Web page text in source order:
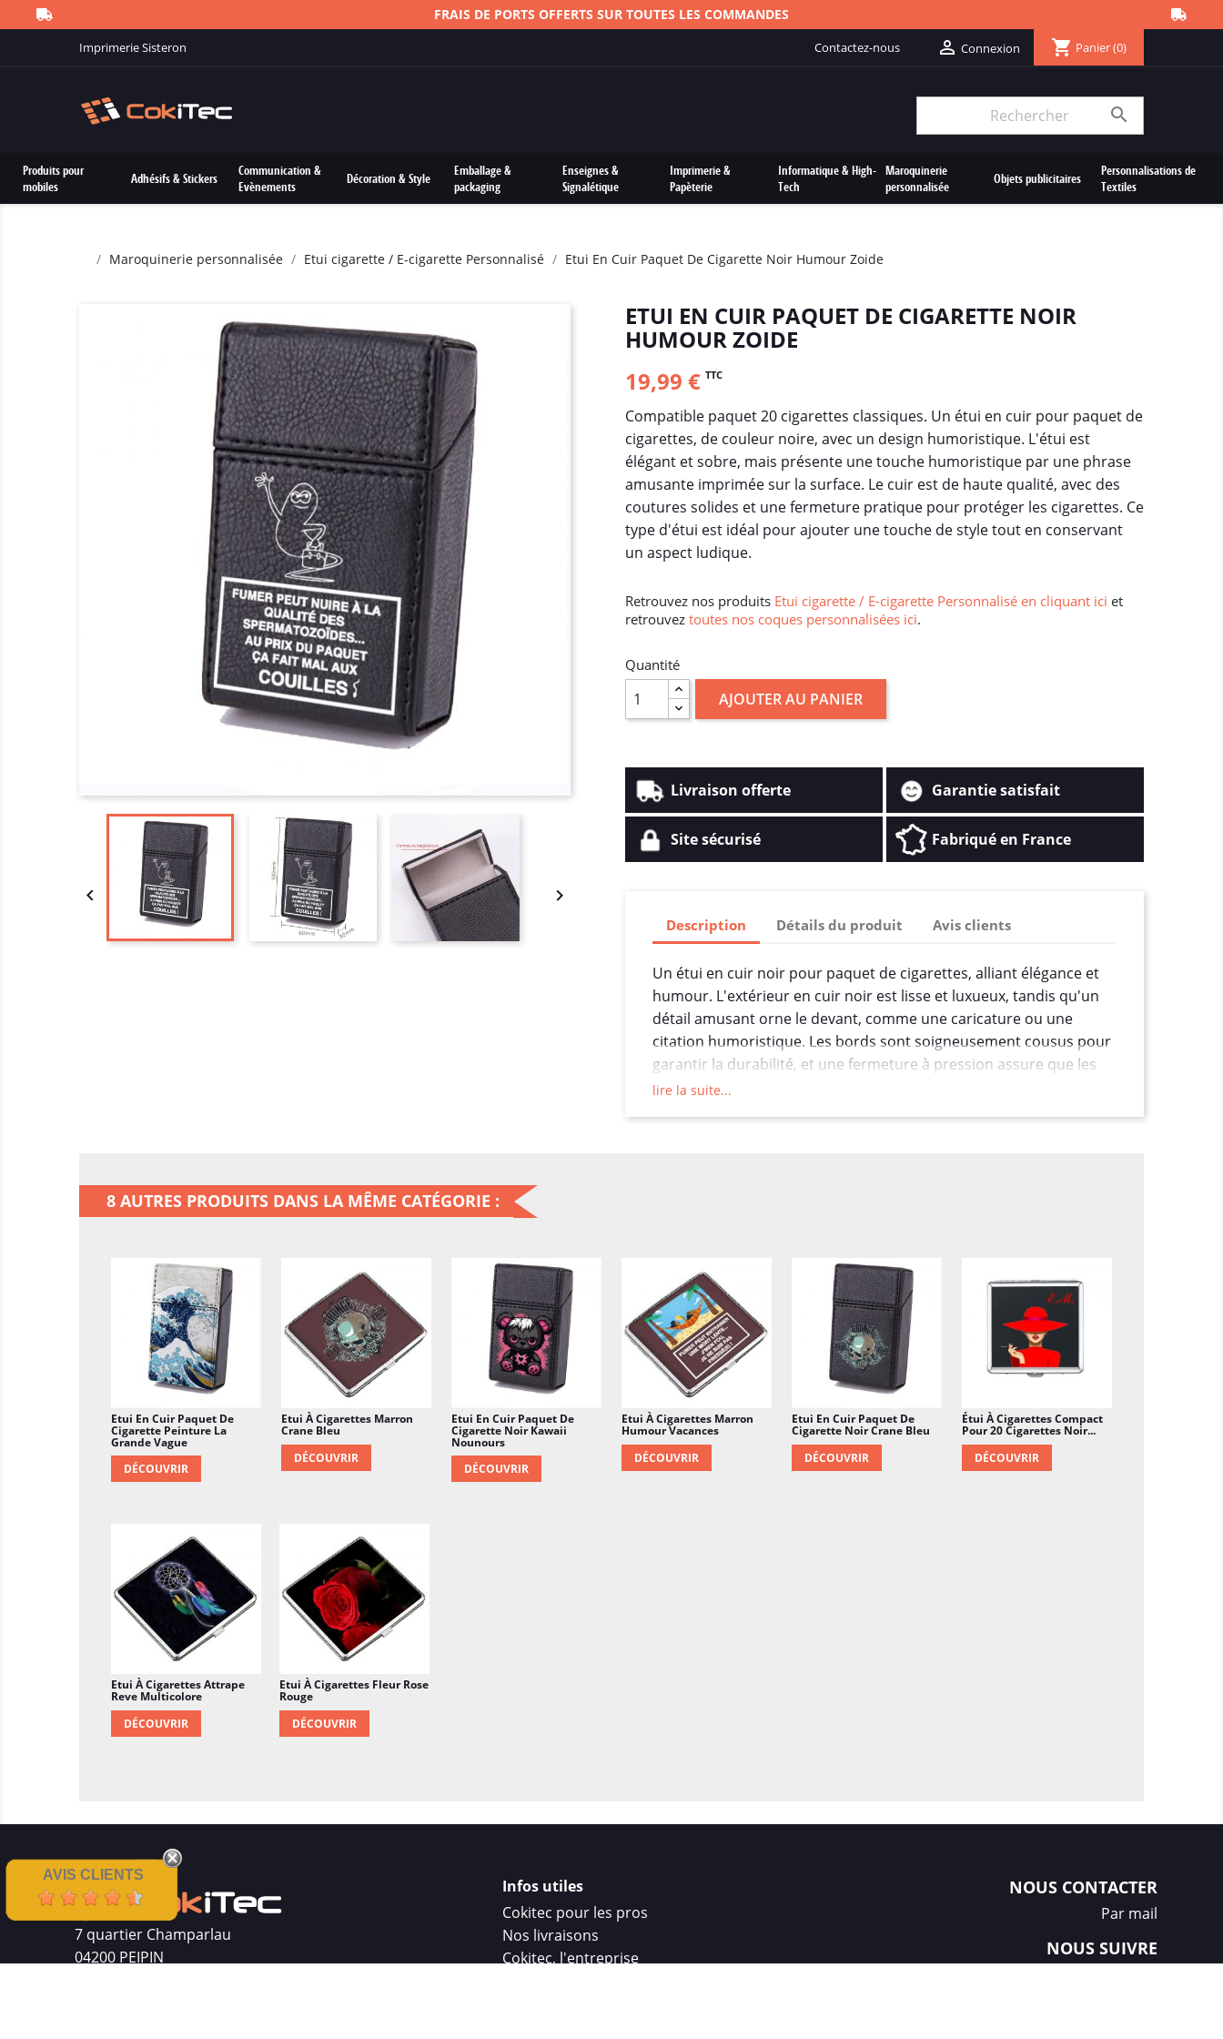
FRAIS DE PORTS OFFERTS SUR TOUTES LES COMMANDES
Imprimerie Sisteron Contactez-nous  Connexion shopping_cart Panier(0)

Produits pour
mobiles
Adhésifs & Stickers
Communication &
Evènements
Décoration & Style
Emballage &
packaging
Enseignes &
Signalétique
Imprimerie &
Papèterie
Informatique & High-
Tech
Maroquinerie
personnalisée
Objets publicitaires
Personnalisations de
Textiles
Maroquinerie personnalisée Etui cigarette / E-cigarette Personnalisé Etui En Cuir Paquet De Cigarette Noir Humour Zoide
 
ETUI EN CUIR PAQUET DE CIGARETTE NOIR
HUMOUR ZOIDE
19,99 € TTC
Compatible paquet 20 cigarettes classiques. Un étui en cuir pour paquet de
cigarettes, de couleur noire, avec un design humoristique. L'étui est
élégant et sobre, mais présente une touche humoristique par une phrase
amusante imprimée sur la surface. Le cuir est de haute qualité, avec des
coutures solides et une fermeture pratique pour protéger les cigarettes. Ce
type d'étui est idéal pour ajouter une touche de style tout en conservant
un aspect ludique.
Retrouvez nos produits Etui cigarette / E-cigarette Personnalisé en cliquant ici et
retrouvez toutes nos coques personnalisées ici.
Quantité
AJOUTER AU PANIER
Livraison offerte Garantie satisfait
Site sécurisé Fabriqué en France
Description Détails du produit Avis clients
Un étui en cuir noir pour paquet de cigarettes, alliant élégance et
humour. L'extérieur en cuir noir est lisse et luxueux, tandis qu'un
détail amusant orne le devant, comme une caricature ou une
citation humoristique. Les bords sont soigneusement cousus pour
garantir la durabilité, et une fermeture à pression assure que les
cigarettes restent en sécurité à l'intérieur. Cet étui est parfait pour
lire la suite...
8 AUTRES PRODUITS DANS LA MÊME CATÉGORIE :
Etui En Cuir Paquet De
Cigarette Peinture La
Grande Vague
DÉCOUVRIR
Etui À Cigarettes Marron
Crane Bleu
DÉCOUVRIR
Etui En Cuir Paquet De
Cigarette Noir Kawaii
Nounours
DÉCOUVRIR
Etui À Cigarettes Marron
Humour Vacances
DÉCOUVRIR
Etui En Cuir Paquet De
Cigarette Noir Crane Bleu
DÉCOUVRIR
Étui À Cigarettes Compact
Pour 20 Cigarettes Noir...
DÉCOUVRIR
Etui À Cigarettes Attrape
Reve Multicolore
DÉCOUVRIR
Etui À Cigarettes Fleur Rose
Rouge
DÉCOUVRIR
7 quartier Champarlau
04200 PEIPIN
Infos utiles
Cokitec pour les pros
Nos livraisons
Cokitec, l'entreprise
NOUS CONTACTER
Par mail
NOUS SUIVRE
AVIS CLIENTS